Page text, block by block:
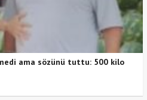
ama sözünü tuttu: 500 kilo